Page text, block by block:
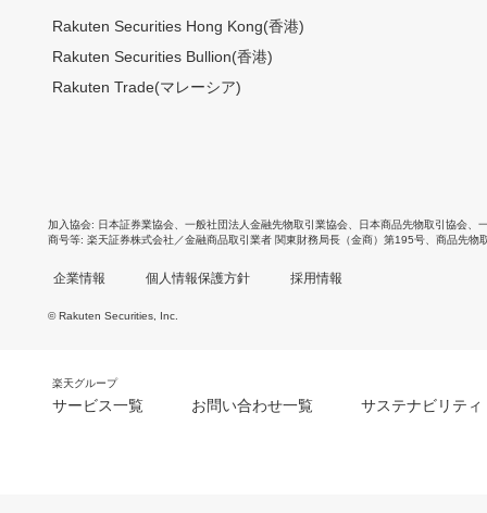
Rakuten Securities Hong Kong(香港)
Rakuten Securities Bullion(香港)
Rakuten Trade(マレーシア)
加入協会 日本証券業協会 一般社団法人金融先物取引業協会 日本商品先物取引協会
商号等 楽天証券株式会社／金融商品取引業者 関東財務局長（金商）第195号、商品先物
企業情報 個人情報保護方針 採用情報
© Rakuten Securities, Inc.
楽天グループ
サービス一覧 お問い合わせ一覧 サステナビリティ